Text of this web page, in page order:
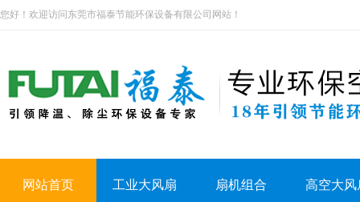
您好！欢迎访问东莞市福泰节能环保设备有限公司网站！
网站首页 工业大风扇 扇机组合 高空大风